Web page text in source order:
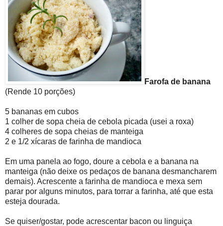
Farofa de banana
(Rende 10 porções)
5 bananas em cubos
1 colher de sopa cheia de cebola picada (usei a roxa)
4 colheres de sopa cheias de manteiga
2 e 1/2 xícaras de farinha de mandioca
Em uma panela ao fogo, doure a cebola e a banana na
manteiga (não deixe os pedaços de banana desmancharem
demais). Acrescente a farinha de mandioca e mexa sem
parar por alguns minutos, para torrar a farinha, até que esta
esteja dourada.
Se quiser/gostar, pode acrescentar bacon ou linguiça